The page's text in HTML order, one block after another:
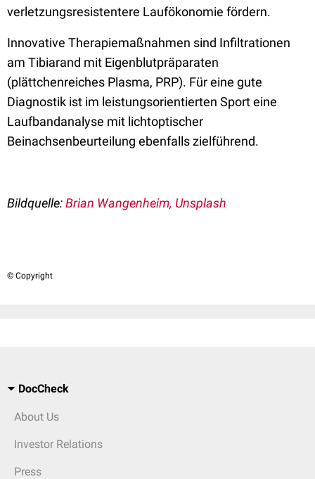
verletzungsresistentere Laufökonomie fördern.
Innovative Therapiemaßnahmen sind Infiltrationen
am Tibiarand mit Eigenblutpräparaten
(plättchenreiches Plasma, PRP). Für eine gute
Diagnostik ist im leistungsorientierten Sport eine
Laufbandanalyse mit lichtoptischer
Beinachsenbeurteilung ebenfalls zielführend.
Bildquelle:Brian Wangenheim, Unsplash
© Copyright
DocCheck
About Us
Investor Relations
Press